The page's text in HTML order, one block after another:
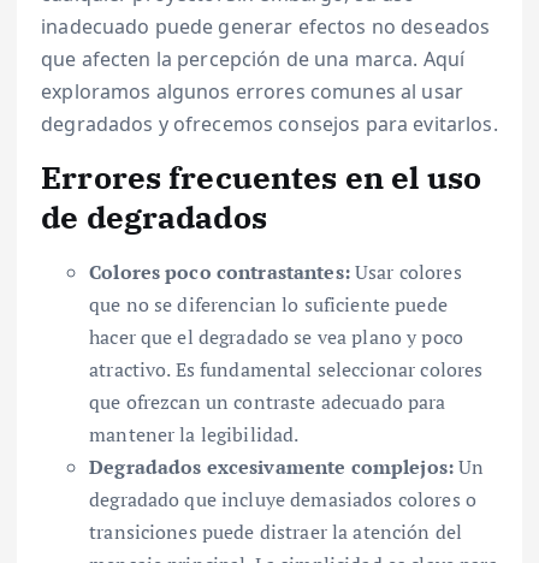
inadecuado puede generar efectos no deseados
que afecten la percepción de una marca. Aquí
exploramos algunos errores comunes al usar
degradados y ofrecemos consejos para evitarlos.
Errores frecuentes en el uso
de degradados
Colores poco contrastantes:Usar colores
que no se diferencian lo suficiente puede
hacer que el degradado se vea plano y poco
atractivo. Es fundamental seleccionar colores
que ofrezcan un contraste adecuado para
mantener la legibilidad.
Degradados excesivamente complejos:Un
degradado que incluye demasiados colores o
transiciones puede distraer la atención del